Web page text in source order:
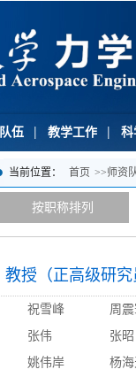
伍 | 教学工作 |
当前位置： 首页 >>师资
按职称排列
教授（正高级研究
祝雪峰
周
张伟
张昭
姚伟岸
杨